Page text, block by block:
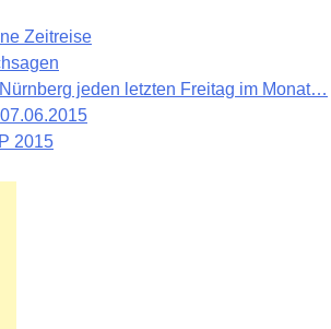
Zeitreise
jeden letzten Freitag im Monat…
2015